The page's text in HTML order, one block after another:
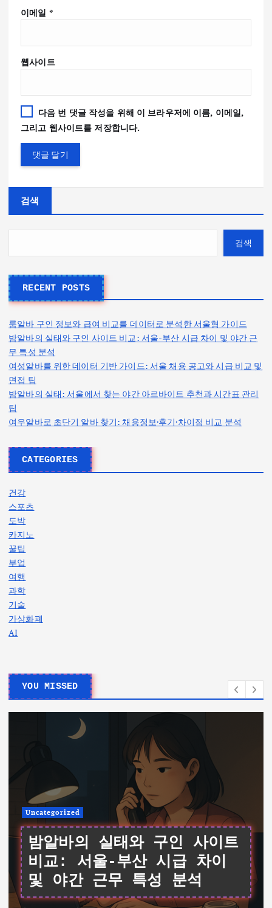
이메일 *
웹사이트
다음 번 댓글 작성을 위해 이 브라우저에 이름, 이메일,
그리고 웹사이트를 저장합니다.
검색
검색
RECENT POSTS
룸알바 구인 정보와 급여 비교를 데이터로 분석한 서울형 가이드
밤알바의 실태와 구인 사이트 비교: 서울-부산 시급 차이 및 야간 근
무 특성 분석
여성알바를 위한 데이터 기반 가이드: 서울 채용 공고와 시급 비교 및
면접 팁
밤알바의 실태: 서울에서 찾는 야간 아르바이트 추천과 시간표 관리
팁
여우알바로 초단기 알바 찾기: 채용정보·후기·차이점 비교 분석
CATEGORIES
건강
스포츠
도박
카지노
꿀팁
부업
여행
과학
기술
가상화폐
AI
YOU MISSED
Uncategorized
여성알바를 위한 데이터 기반
가이드: 서울 채용 공고와 시
급 비교 및 면접 팁